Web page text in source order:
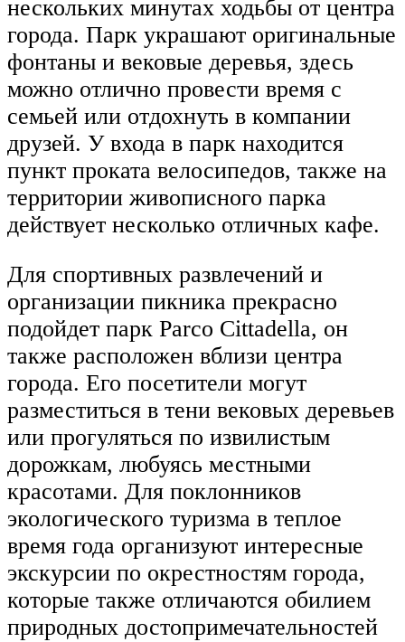
нескольких минутах ходьбы от центра
города. Парк украшают оригинальные
фонтаны и вековые деревья, здесь
можно отлично провести время с
семьей или отдохнуть в компании
друзей. У входа в парк находится
пункт проката велосипедов, также на
территории живописного парка
действует несколько отличных кафе.
Для спортивных развлечений и
организации пикника прекрасно
подойдет парк Parco Cittadella, он
также расположен вблизи центра
города. Его посетители могут
разместиться в тени вековых деревьев
или прогуляться по извилистым
дорожкам, любуясь местными
красотами. Для поклонников
экологического туризма в теплое
время года организуют интересные
экскурсии по окрестностям города,
которые также отличаются обилием
природных достопримечательностей